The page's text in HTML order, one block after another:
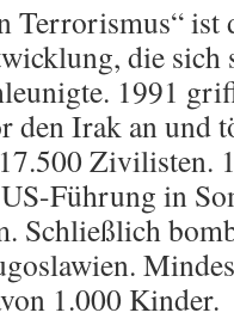
Terrorismus“ ist
die sich
1991
den Irak an und
Zivilisten.
Führung in
Schließlich
1.000 Kinder.